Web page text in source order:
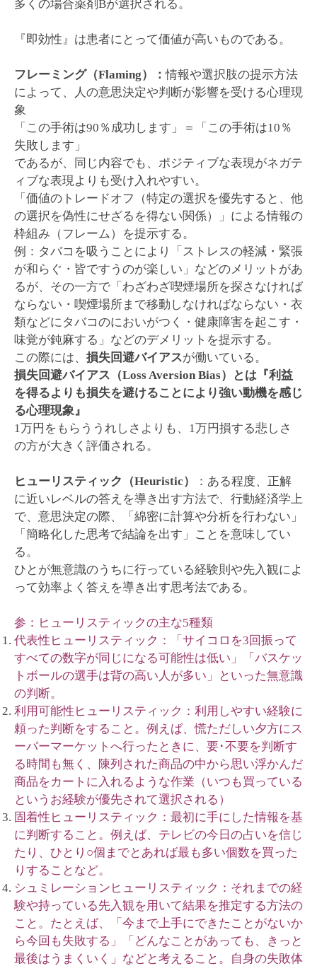
多くの場合薬剤Bが選択される。
『即効性』は患者にとって価値が高いものである。
フレーミング（Flaming）：情報や選択肢の提示方法
によって、人の意思決定や判断が影響を受ける心理現
象
「この手術は90％成功します」＝「この手術は10％
失敗します」
であるが、同じ内容でも、ポジティブな表現がネガテ
ィブな表現よりも受け入れやすい。
「価値のトレードオフ（特定の選択を優先すると、他
の選択を偽性にせざるを得ない関係）」による情報の
枠組み（フレーム）を提示する。
例：タバコを吸うことにより「ストレスの軽減・緊張
が和らぐ・皆ですうのが楽しい」などのメリットがあ
るが、その一方で「わざわざ喫煙場所を探さなければ
ならない・喫煙場所まで移動しなければならない・衣
類などにタバコのにおいがつく・健康障害を起こす・
味覚が鈍麻する」などのデメリットを提示する。
この際には、 損失回避バイアスが働いている。
損失回避バイアス（Loss Aversion Bias）とは『利益
を得るよりも損失を避けることにより強い動機を感じ
る心理現象』
1万円をもらううれしさよりも、1万円損する悲しさ
の方が大きく評価される。
ヒューリスティック（Heuristic）
：ある程度、正解
に近いレベルの答えを導き出す方法で、行動経済学上
で、意思決定の際、「綿密に計算や分析を行わない」
「簡略化した思考で結論を出す」ことを意味してい
る。
ひとが無意識のうちに行っている経験則や先入観によ
って効率よく答えを導き出す思考法である。
参：ヒューリスティックの主な5種類
代表性ヒューリスティック：「サイコロを3回振って
すべての数字が同じになる可能性は低い」「バスケッ
トボールの選手は背の高い人が多い」といった無意識
の判断。
利用可能性ヒューリスティック：利用しやすい経験に
頼った判断をすること。例えば、慌ただしい夕方にス
ーパーマーケットへ行ったときに、要･不要を判断す
る時間も無く、陳列された商品の中から思い浮かんだ
商品をカートに入れるような作業（いつも買っている
というお経験が優先されて選択される）
固着性ヒューリスティック：最初に手にした情報を基
に判断すること。例えば、テレビの今日の占いを信じ
たり、ひとり○個までとあれば最も多い個数を買った
りすることなど。
シュミレーションヒューリスティック：それまでの経
験や持っている先入観を用いて結果を推定する方法の
こと。たとえば、「今まで上手にできたことがないか
ら今回も失敗する」「どんなことがあっても、きっと
最後はうまくいく」などと考えること。自身の失敗体